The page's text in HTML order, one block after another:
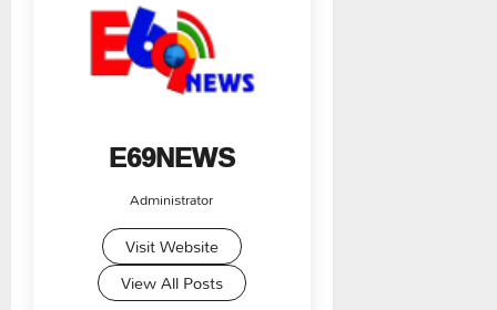
E69NEWS
Administrator
Visit Website
View All Posts